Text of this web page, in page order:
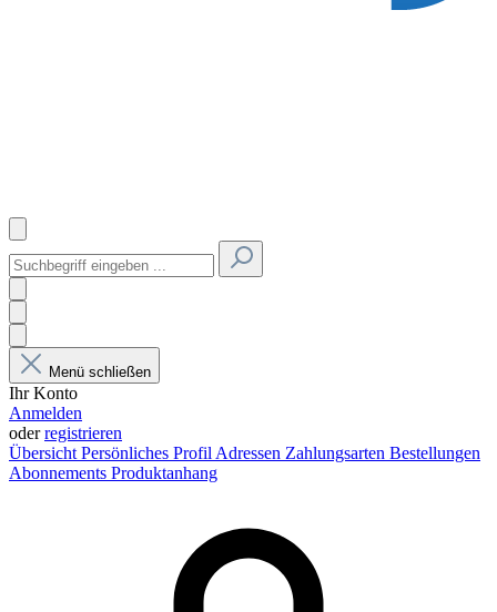
Menü schließen
Ihr Konto
Anmelden
oderregistrieren
Übersicht Persönliches Profil Adressen Zahlungsarten Bestellungen
Abonnements Produktanhang